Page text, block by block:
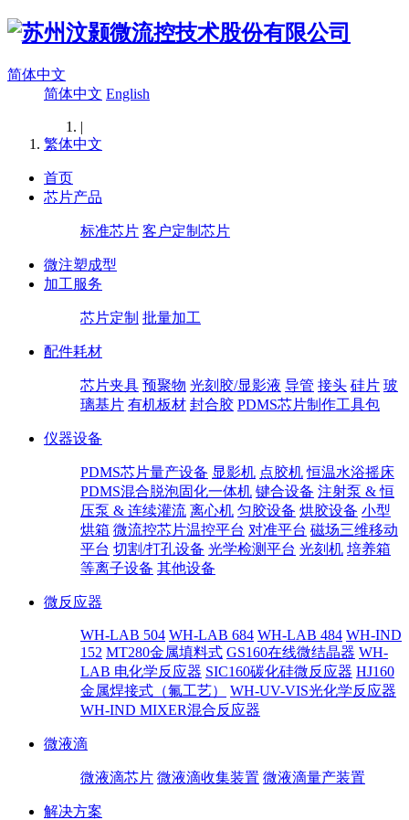
简体中文
简体中文 English
|
繁体中文
首页
芯片产品
标准芯片 客户定制芯片
微注塑成型
加工服务
芯片定制 批量加工
配件耗材
芯片夹具 预聚物 光刻胶/显影液 导管 接头 硅片 玻
璃基片 有机板材 封合胶 PDMS芯片制作工具包
仪器设备
PDMS芯片量产设备 显影机 点胶机 恒温水浴摇床
PDMS混合脱泡固化一体机 键合设备 注射泵 & 恒
压泵 & 连续灌流 离心机 匀胶设备 烘胶设备 小型
烘箱 微流控芯片温控平台 对准平台 磁场三维移动
平台 切割/打孔设备 光学检测平台 光刻机 培养箱
等离子设备 其他设备
微反应器
WH-LAB 504 WH-LAB 684 WH-LAB 484 WH-IND
152 MT280金属填料式 GS160在线微结晶器 WH-
LAB 电化学反应器 SIC160碳化硅微反应器 HJ160
金属焊接式（氟工艺）
WH-UV-VIS光化学反应器
WH-IND MIXER混合反应器
微液滴
微液滴芯片 微液滴收集装置 微液滴量产装置
解决方案